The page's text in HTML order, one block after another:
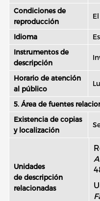
Condiciones de
reproducción
Idioma
Instrumentos de
descripción
Horario de atención
al público
5. Área de fuentes
Existencia de copias
y localización
Unidades
de descripción
relacionadas